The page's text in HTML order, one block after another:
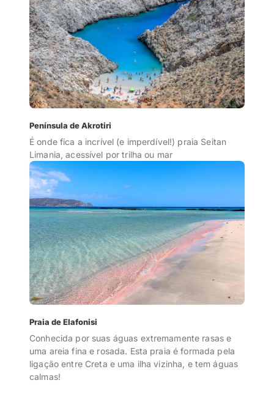
Península de Akrotiri
É onde fica a incrível (e imperdível!) praia Seitan
Limania, acessível por trilha ou mar
Praia de Elafonisi
Conhecida por suas águas extremamente rasas e
uma areia fina e rosada. Esta praia é formada pela
ligação entre Creta e uma ilha vizinha, e tem águas
calmas!